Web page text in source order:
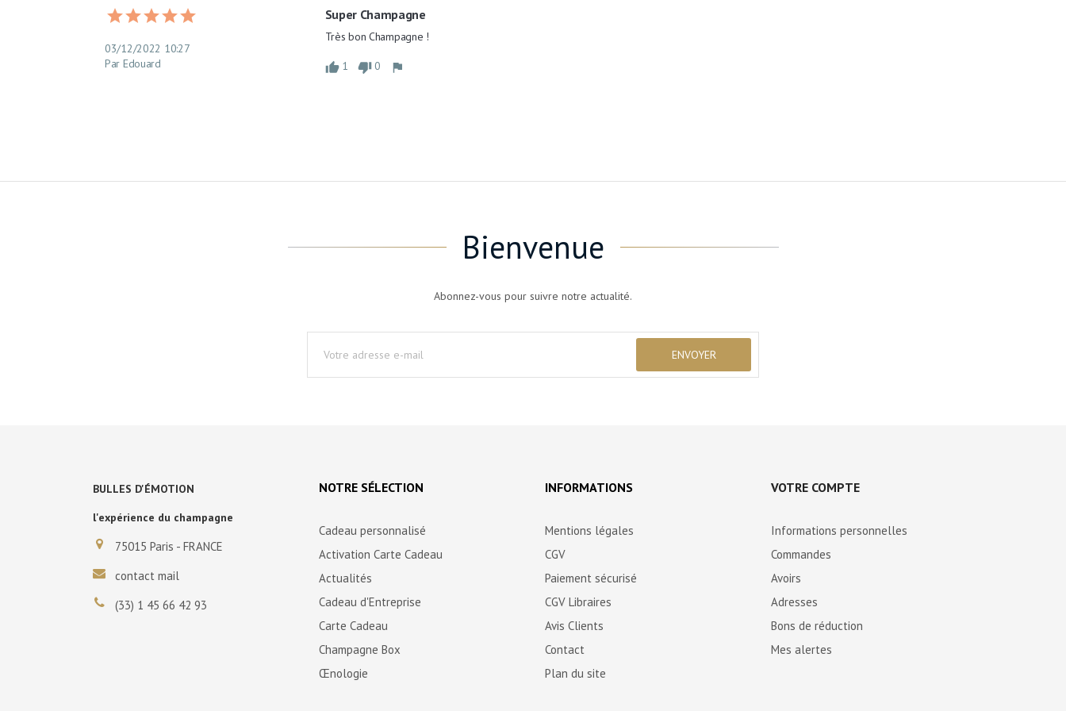
03/12/2022 10:27
Par Edouard
Super Champagne
Très bon Champagne !
1 0
Bienvenue
Abonnez-vous pour suivre notre actualité.
BULLES D'ÉMOTION
l'expérience du champagne
75015 Paris - FRANCE
contact mail
(33) 1 45 66 42 93
NOTRE SÉLECTION
Cadeau personnalisé
Activation Carte Cadeau
Actualités
Cadeau d'Entreprise
Carte Cadeau
Champagne Box
Œnologie
INFORMATIONS
Mentions légales
CGV
Paiement sécurisé
CGV Libraires
Avis Clients
Contact
Plan du site
VOTRE COMPTE
Informations personnelles
Commandes
Avoirs
Adresses
Bons de réduction
Mes alertes